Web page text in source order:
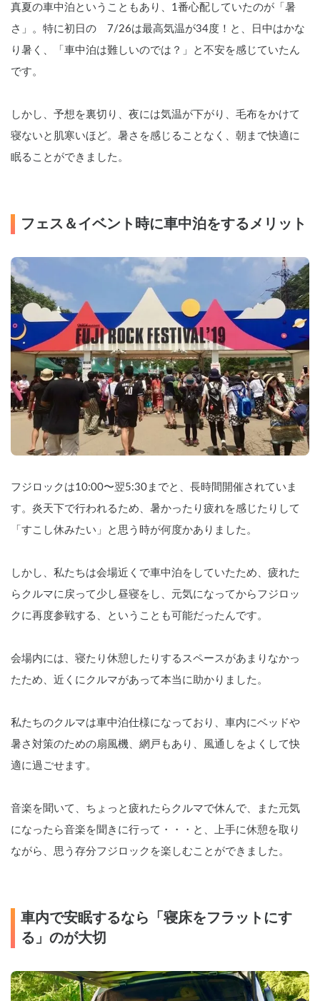
真夏の車中泊ということもあり、1番心配していたのが「暑
さ」。特に初日の　7/26は最高気温が34度！と、日中はかな
り暑く、「車中泊は難しいのでは？」と不安を感じていたん
です。
しかし、予想を裏切り、夜には気温が下がり、毛布をかけて
寝ないと肌寒いほど。暑さを感じることなく、朝まで快適に
眠ることができました。
フェス＆イベント時に車中泊をするメリット
フジロックは10:00〜翌5:30までと、長時間開催されていま
す。炎天下で行われるため、暑かったり疲れを感じたりして
「すこし休みたい」と思う時が何度かありました。
しかし、私たちは会場近くで車中泊をしていたため、疲れた
らクルマに戻って少し昼寝をし、元気になってからフジロッ
クに再度参戦する、ということも可能だったんです。
会場内には、寝たり休憩したりするスペースがあまりなかっ
たため、近くにクルマがあって本当に助かりました。
私たちのクルマは車中泊仕様になっており、車内にベッドや
暑さ対策のための扇風機、網戸もあり、風通しをよくして快
適に過ごせます。
音楽を聞いて、ちょっと疲れたらクルマで休んで、また元気
になったら音楽を聞きに行って・・・と、上手に休憩を取り
ながら、思う存分フジロックを楽しむことができました。
車内で安眠するなら「寝床をフラットにす
る」のが大切